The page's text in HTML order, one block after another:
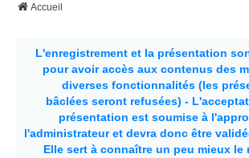
Accueil
L'enregistrement et la présentation
pour avoir accès aux contenus des
diverses fonctionnalités (les
bâclées seront refusées) -
présentation est soumise à
l'administrateur et devra donc être
Elle sert à connaître un peu mieux le